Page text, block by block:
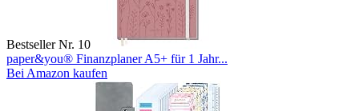
Bestseller Nr. 10
paper&you® Finanzplaner A5+ für 1 Jahr...
Bei Amazon kaufen